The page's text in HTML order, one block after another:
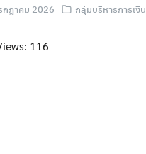
กฎาคม 2026 กลุ่มบริหารการเงิ
116